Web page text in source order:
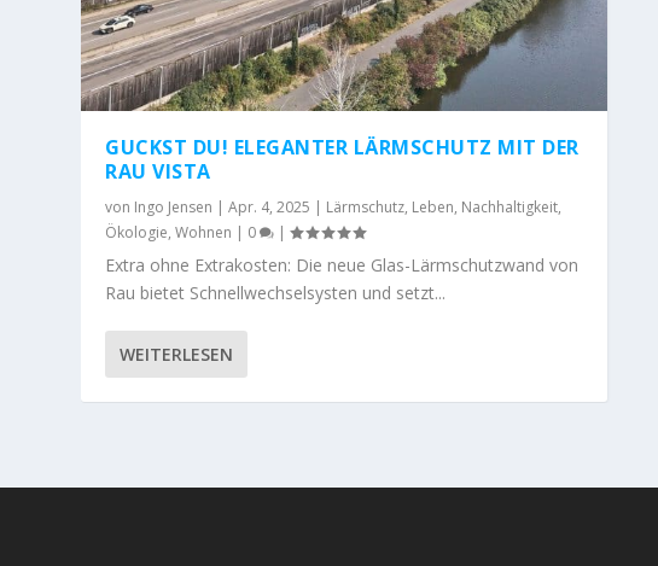
GUCKST DU! ELEGANTER LÄRMSCHUTZ MIT DER
RAU VISTA
von Ingo Jensen |Apr. 4, 2025 | Lärmschutz, Leben, Nachhaltigkeit,
Ökologie,Wohnen | 0 |
Extra ohne Extrakosten: Die neue Glas-Lärmschutzwand von
Rau bietet Schnellwechselsysten und setzt...
WEITERLESEN